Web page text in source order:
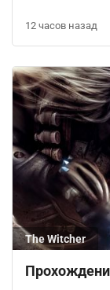
12 часов назад
The Witcher